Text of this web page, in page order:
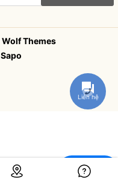
Wolf Themes
Sapo
Liên hệ
Chat